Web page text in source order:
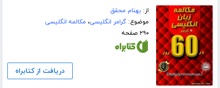
از:بهنام محقق
موضوع:گرامر انگلیسی، مکالمه انگلیسی
۲۹۰ صفحه
دریافت از کتابراه